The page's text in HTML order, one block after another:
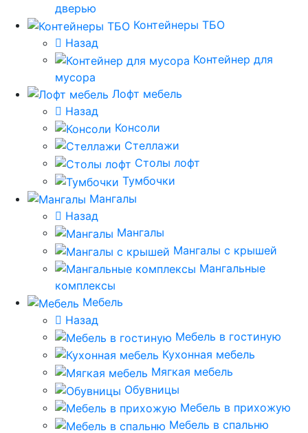
дверью
Контейнеры ТБО
Назад
Контейнер для
мусора
Лофт мебель
Назад
Консоли
Стеллажи
Столы лофт
Тумбочки
Мангалы
Назад
Мангалы
Мангалы с крышей
Мангальные
комплексы
Мебель
Назад
Мебель в гостиную
Кухонная мебель
Мягкая мебель
Обувницы
Мебель в прихожую
Мебель в спальню